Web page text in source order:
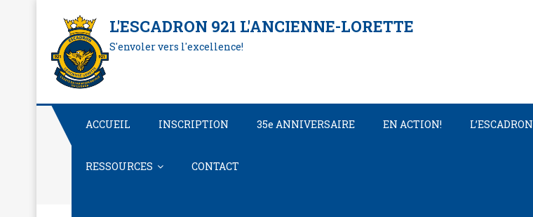
content
L'ESCADRON 921 L'ANCIENNE-LORETTE
S'envoler vers l'excellence!
ACCUEIL INSCRIPTION 35e ANNIVERSAIRE EN ACTION! L’ESCADRON
RESSOURCES CONTACT